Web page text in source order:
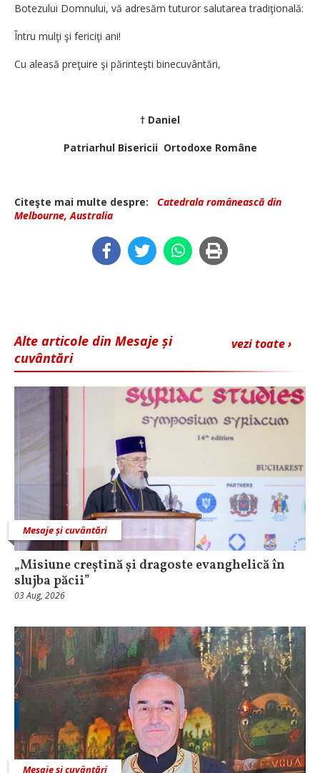
Botezului Domnului, vă adresăm tuturor salutarea tradiţională:
Întru mulţi şi fericiţi ani!
Cu aleasă preţuire şi părinteşti binecuvântări,
† Daniel
Patriarhul Bisericii Ortodoxe Române
Citeşte mai multe despre:
Catedrala românească din
Melbourne, Australia
vezi toate ›
Alte articole din Mesaje și
cuvântări
Mesaje și cuvântări
„Misiune creștină și dragoste evanghelică în
slujba păcii”
03 Aug, 2026
Mesaje și cuvântări